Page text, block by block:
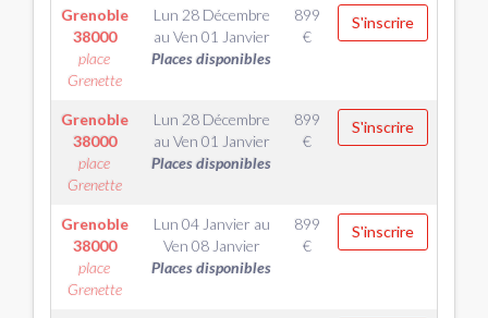
Grenoble
38000
place
Grenette
Lun 28 Décembre
au Ven 01 Janvier
Places disponibles
899
€
S'inscrire
Grenoble
38000
place
Grenette
Lun 28 Décembre
au Ven 01 Janvier
Places disponibles
899
€
S'inscrire
Grenoble
38000
place
Grenette
Lun 04 Janvier au
Ven 08 Janvier
Places disponibles
899
€
S'inscrire